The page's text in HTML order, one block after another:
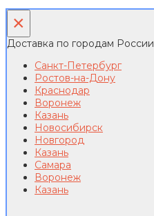
×
Доставка по городам России
Санкт-Петербург
Ростов-на-Дону
Краснодар
Воронеж
Казань
Новосибирск
Новгород
Казань
Самара
Воронеж
Казань